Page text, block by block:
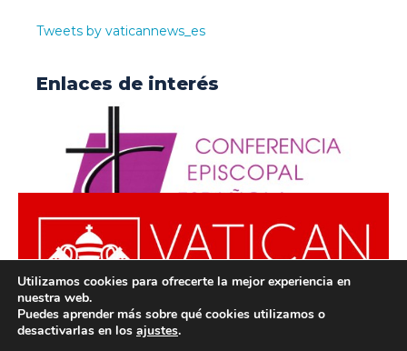
Tweets by vaticannews_es
Enlaces de interés
Utilizamos cookies para ofrecerte la mejor experiencia en
nuestra web.
Puedes aprender más sobre qué cookies utilizamos o
desactivarlas en los ajustes.